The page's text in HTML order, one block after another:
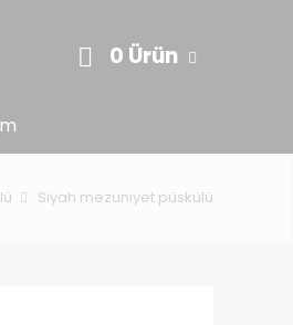
0 Ürün
Siyah mezuniyet püskülü